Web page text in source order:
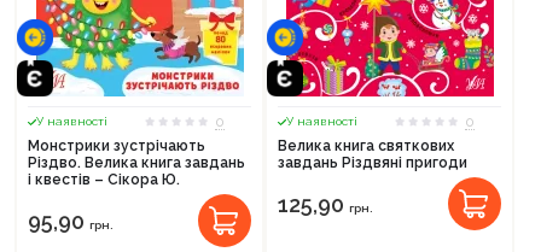
У наявності
0
Монстрики зустрічають
Різдво. Велика книга завдань
і квестів – Сікора Ю.
95,90 грн.
У наявності
0
Велика книга святкових
завдань Різдвяні пригоди
125,90 грн.